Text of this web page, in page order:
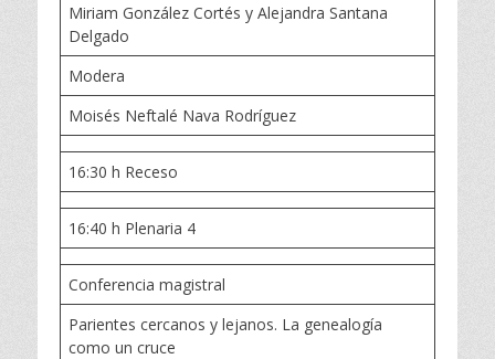
Miriam González Cortés y Alejandra Santana
Delgado
Modera
Moisés Neftalé Nava Rodríguez
16:30 h Receso
16:40 h Plenaria 4
Conferencia magistral
Parientes cercanos y lejanos. La genealogía
como un cruce